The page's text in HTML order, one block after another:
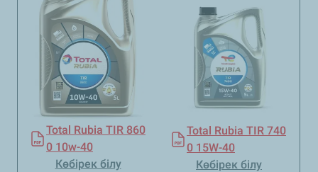
Total Rubia TIR 860
0 10w-40
Көбірек білу
Total Rubia TIR 740
0 15W-40
Көбірек білу